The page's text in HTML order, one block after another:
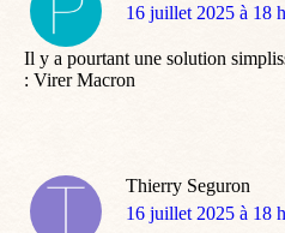
dit
16 juillet 2025 à 18
Il y a pourtant une solution
: Virer Macron
Thierry Seguron
dit
16 juillet 2025 à 18